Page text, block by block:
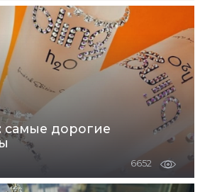
cамые дорогие
6652